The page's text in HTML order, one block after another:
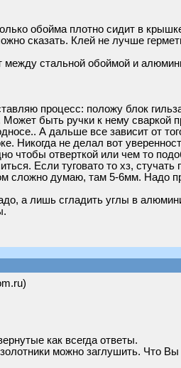
обойма плотно сидит в крышке
сказать. Клей не лучше
между стальной обоймой и
процесс: положу блок
быть ручки к нему сваркой
А дальше все зависит от
Никогда не делал вот
чтобы отверткой или чем то
Если туговато то хз, стучать
сложно думаю, там 5-6мм. Надо
а лишь сгладить углы в
как всегда ответы.
можно заглушить. Что